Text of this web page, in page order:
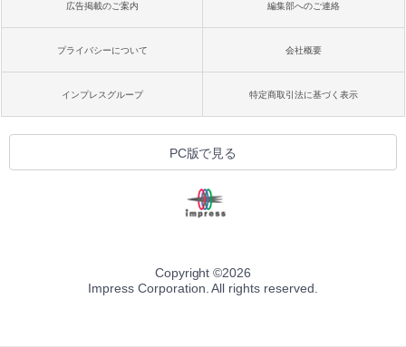
広告掲載のご案内 編集部へのご連絡
プライバシーについて 会社概要
インプレスグループ 特定商取引法に基づく表示
PC版で見る
Copyright ©2026
Impress Corporation. All rights reserved.